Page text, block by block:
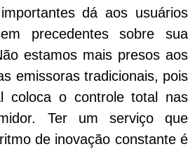
dá aos usuários
precedentes sobre sua
estamos mais presos aos
emissoras tradicionais, pois
coloca o controle total nas
Ter um serviço que
de inovação constante é